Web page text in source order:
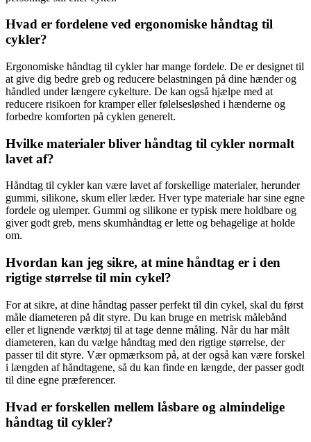
Hvad er fordelene ved ergonomiske håndtag til
cykler?
Ergonomiske håndtag til cykler har mange fordele. De er designet til
at give dig bedre greb og reducere belastningen på dine hænder og
håndled under længere cykelture. De kan også hjælpe med at
reducere risikoen for kramper eller følelsesløshed i hænderne og
forbedre komforten på cyklen generelt.
Hvilke materialer bliver håndtag til cykler normalt
lavet af?
Håndtag til cykler kan være lavet af forskellige materialer, herunder
gummi, silikone, skum eller læder. Hver type materiale har sine egne
fordele og ulemper. Gummi og silikone er typisk mere holdbare og
giver godt greb, mens skumhåndtag er lette og behagelige at holde
om.
Hvordan kan jeg sikre, at mine håndtag er i den
rigtige størrelse til min cykel?
For at sikre, at dine håndtag passer perfekt til din cykel, skal du først
måle diameteren på dit styre. Du kan bruge en metrisk målebånd
eller et lignende værktøj til at tage denne måling. Når du har målt
diameteren, kan du vælge håndtag med den rigtige størrelse, der
passer til dit styre. Vær opmærksom på, at der også kan være forskel
i længden af håndtagene, så du kan finde en længde, der passer godt
til dine egne præferencer.
Hvad er forskellen mellem låsbare og almindelige
håndtag til cykler?